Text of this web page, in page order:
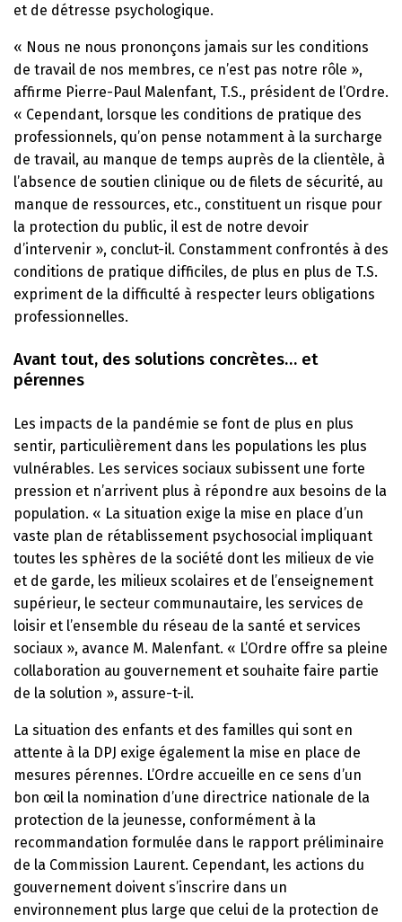
et de détresse psychologique.
« Nous ne nous prononçons jamais sur les conditions
de travail de nos membres, ce n’est pas notre rôle »,
affirme Pierre-Paul Malenfant, T.S., président de l’Ordre.
« Cependant, lorsque les conditions de pratique des
professionnels, qu’on pense notamment à la surcharge
de travail, au manque de temps auprès de la clientèle, à
l’absence de soutien clinique ou de filets de sécurité, au
manque de ressources, etc., constituent un risque pour
la protection du public, il est de notre devoir
d’intervenir », conclut-il. Constamment confrontés à des
conditions de pratique difficiles, de plus en plus de T.S.
expriment de la difficulté à respecter leurs obligations
professionnelles.
Avant tout, des solutions concrètes… et
pérennes
Les impacts de la pandémie se font de plus en plus
sentir, particulièrement dans les populations les plus
vulnérables. Les services sociaux subissent une forte
pression et n’arrivent plus à répondre aux besoins de la
population. « La situation exige la mise en place d’un
vaste plan de rétablissement psychosocial impliquant
toutes les sphères de la société dont les milieux de vie
et de garde, les milieux scolaires et de l’enseignement
supérieur, le secteur communautaire, les services de
loisir et l’ensemble du réseau de la santé et services
sociaux », avance M. Malenfant. « L’Ordre offre sa pleine
collaboration au gouvernement et souhaite faire partie
de la solution », assure-t-il.
La situation des enfants et des familles qui sont en
attente à la DPJ exige également la mise en place de
mesures pérennes. L’Ordre accueille en ce sens d’un
bon œil la nomination d’une directrice nationale de la
protection de la jeunesse, conformément à la
recommandation formulée dans le rapport préliminaire
de la Commission Laurent. Cependant, les actions du
gouvernement doivent s’inscrire dans un
environnement plus large que celui de la protection de